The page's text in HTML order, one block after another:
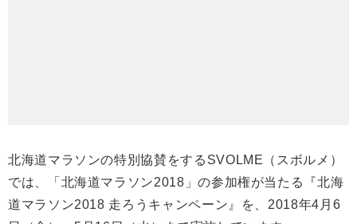
北海道マラソンの特別協賛をするSVOLME（スボルメ）
では、「北海道マラソン2018」の参加権が当たる『北海
道マラソン2018 走ろうキャンペーン』を、2018年4月6